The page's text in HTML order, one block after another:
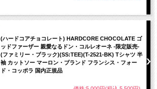
(ハードコアチョコレート) HARDCORE CHOCOLATE ゴ
ッドファーザー 親愛なるドン・コルレオーネ -限定販売-
(ファミリー・ブラック)(SS:TEE)(T-2521-BK) Tシャツ 半
袖 カットソー マーロン・ブランド フランシス・フォー
ド・コッポラ 国内正規品